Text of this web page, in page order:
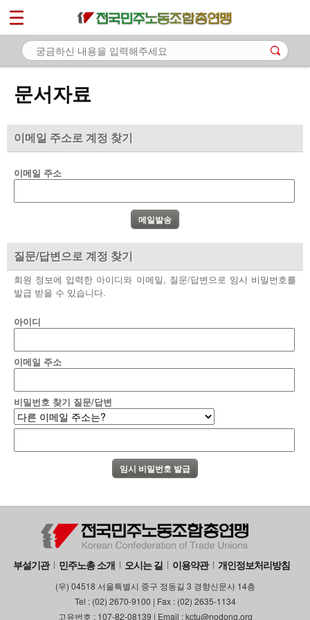
문서자료
이메일 주소로 계정 찾기
이메일 주소
질문/답변으로 계정 찾기
회원 정보에 입력한 아이디와 이메일, 질문/답변으로 임시 비밀번호를
발급 받을 수 있습니다.
아이디
이메일 주소
비밀번호 찾기 질문/답변
부설기관 민주노총 소개 오시는 길 이용약관 개인정보처리방침
(우) 04518 서울특별시 중구 정동길 3 경향신문사 14층
Tel : (02) 2670-9100 | Fax : (02) 2635-1134
고유번호 : 107-82-08139 | Email : kctu@nodong.org
마이페이지
소개
노동상담
자료
- 카드뉴스
부설기관